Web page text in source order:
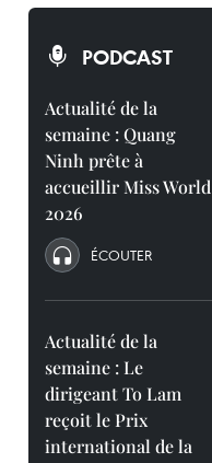
PODCAST
Actualité de la
semaine : Quang
Ninh prête à
accueillir Miss World
2026
ÉCOUTER
Actualité de la
semaine : Le
dirigeant To Lam
reçoit le Prix
international de la